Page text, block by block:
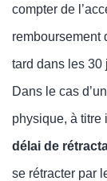
compter de
remboursement
tard dans les 30
Dans le cas
physique, à titre
délai de
se rétracter par